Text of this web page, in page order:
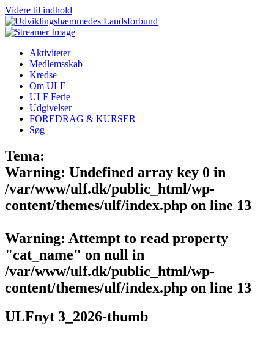
Videre til indhold
Aktiviteter
Medlemsskab
Kredse
Om ULF
ULF Ferie
Udgivelser
FOREDRAG & KURSER
Søg
Tema:
Warning: Undefined array key 0 in
/var/www/ulf.dk/public_html/wp-
content/themes/ulf/index.php on line 13
Warning: Attempt to read property
"cat_name" on null in
/var/www/ulf.dk/public_html/wp-
content/themes/ulf/index.php on line 13
ULFnyt 3_2026-thumb